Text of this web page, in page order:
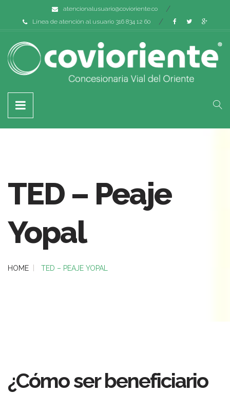
atencionalusuario@covioriente.co
Línea de atención al usuario 316 834 12 60
TED – Peaje
Yopal
HOME TED – PEAJE YOPAL
¿Cómo ser beneficiario